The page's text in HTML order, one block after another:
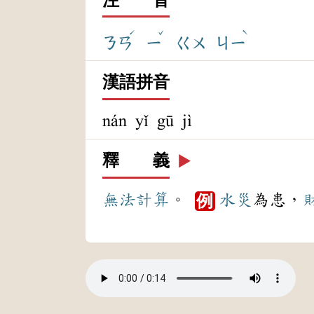
ㄋㄢ
ˊ
ㄧ
ˇ
ㄍㄨ ㄐㄧ
ˋ
漢語拼音
nán yǐ gū jì
釋 義 ▶️
無法計算 。 例 水災 為患，